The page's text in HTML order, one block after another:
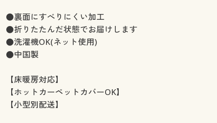
●裏面にすべりにくい加工
●折りたたんだ状態でお届けします
●洗濯機OK(ネット使用)
●中国製
【床暖房対応】
【ホットカーペットカバーOK】
【小型別配送】